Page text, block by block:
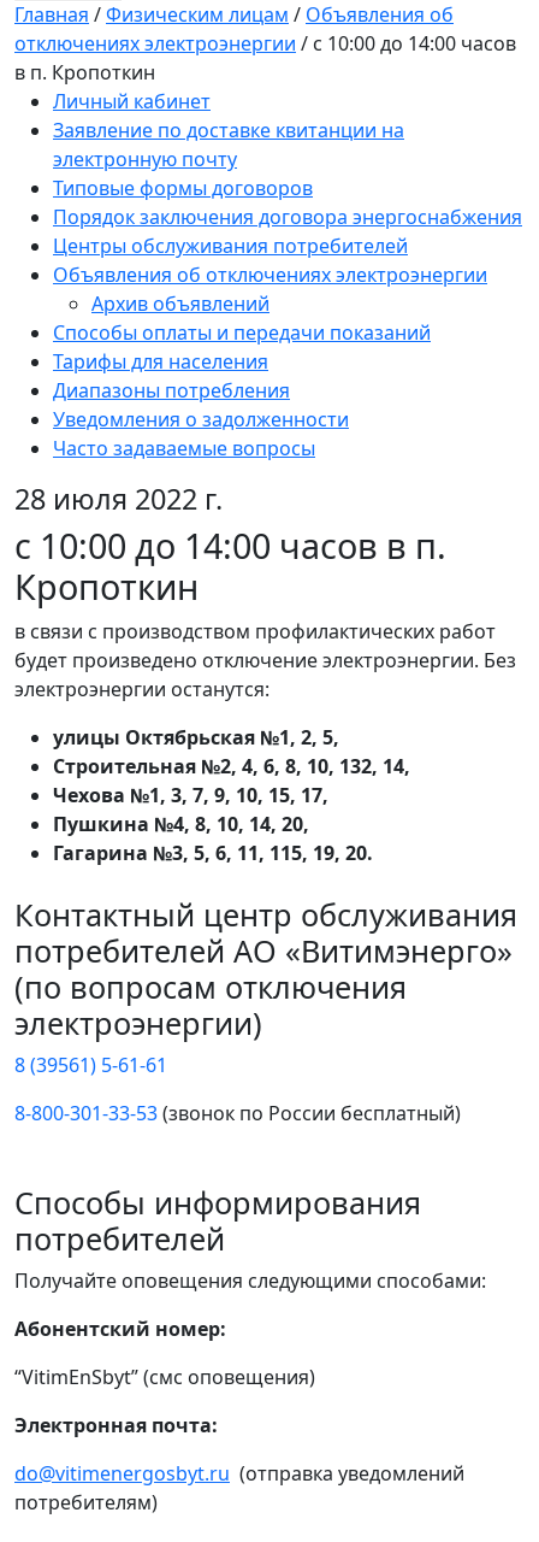
Главная /Физическим лицам / Объявления об
отключениях электроэнергии / с 10:00 до 14:00 часов
в п. Кропоткин
Личный кабинет
Заявление по доставке квитанции на
электронную почту
Типовые формы договоров
Порядок заключения договора энергоснабжения
Центры обслуживания потребителей
Объявления об отключениях электроэнергии
Архив объявлений
Способы оплаты и передачи показаний
Тарифы для населения
Диапазоны потребления
Уведомления о задолженности
Часто задаваемые вопросы
28 июля 2022 г.
с 10:00 до 14:00 часов в п.
Кропоткин
в связи с производством профилактических работ
будет произведено отключение электроэнергии. Без
электроэнергии останутся:
улицы Октябрьская №1, 2, 5,
Строительная №2, 4, 6, 8, 10, 132, 14,
Чехова №1, 3, 7, 9, 10, 15, 17,
Пушкина №4, 8, 10, 14, 20,
Гагарина №3, 5, 6, 11, 115, 19, 20.
Контактный центр обслуживания
потребителей АО «Витимэнерго»
(по вопросам отключения
электроэнергии)
8 (39561) 5-61-61
8-800-301-33-53(звонок по России бесплатный)
Способы информирования
потребителей
Получайте оповещения следующими способами:
Абонентский номер:
“VitimEnSbyt” (смс оповещения)
Электронная почта:
do@vitimenergosbyt.ru (отправка уведомлений
потребителям)